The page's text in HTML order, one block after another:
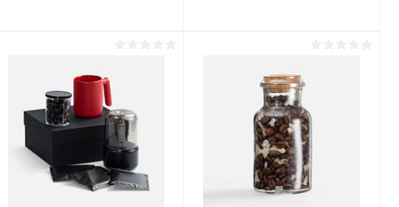
Купить в 1 клик Сравнение
В избранное В наличии
Купить в 1 клик
В избранное В наличии